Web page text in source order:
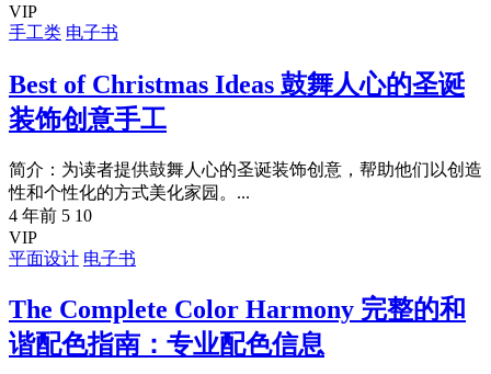
VIP
手工类 电子书
Best of Christmas Ideas 鼓舞人心的圣诞
装饰创意手工
简介：为读者提供鼓舞人心的圣诞装饰创意，帮助他们以创造
性和个性化的方式美化家园。...
4 年前 5 10
VIP
平面设计 电子书
The Complete Color Harmony 完整的和
谐配色指南：专业配色信息